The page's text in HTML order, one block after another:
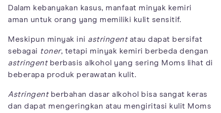
Dalam kebanyakan kasus, manfaat minyak kemiri
aman untuk orang yang memiliki kulit sensitif.
Meskipun minyak ini astringentatau dapat bersifat
sebagai toner, tetapi minyak kemiri berbeda dengan
astringentberbasis alkohol yang sering Moms lihat di
beberapa produk perawatan kulit.
Astringentberbahan dasar alkohol bisa sangat keras
dan dapat mengeringkan atau mengiritasi kulit Moms